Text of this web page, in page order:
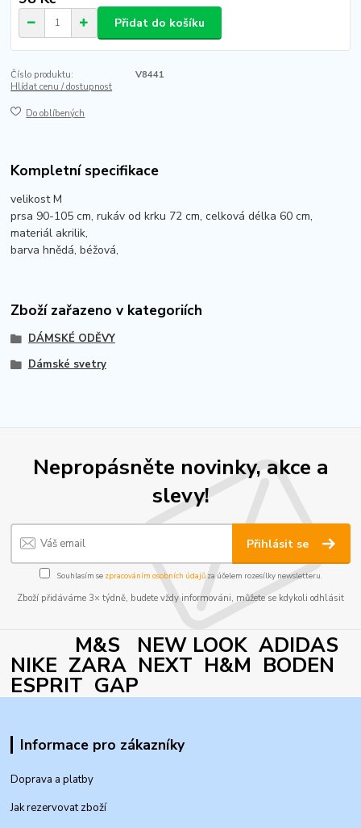
Přidat do košíku
Číslo produktu:
V8441
Hlídat cenu / dostupnost
Do oblíbených
Kompletní specifikace
velikost M
prsa 90-105 cm, rukáv od krku 72 cm, celková délka 60 cm,
materiál akrilik,
barva hnědá, béžová,
Zboží zařazeno v kategoriích
DÁMSKÉ ODĚVY
Dámské svetry
Nepropásněte novinky, akce a
slevy!
Přihlásit se
Souhlasím se zpracováním osobních údajůza účelem rozesílky newsletteru.
Zboží přidáváme 3× týdně, budete vždy informováni, můžete se kdykoli odhlásit
M&S NEW LOOK ADIDAS
NIKE ZARA NEXT H&M BODEN
ESPRIT GAP
Informace pro zákazníky
Doprava a platby
Jak rezervovat zboží